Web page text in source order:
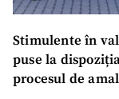
Stimulente în
puse la
procesul de